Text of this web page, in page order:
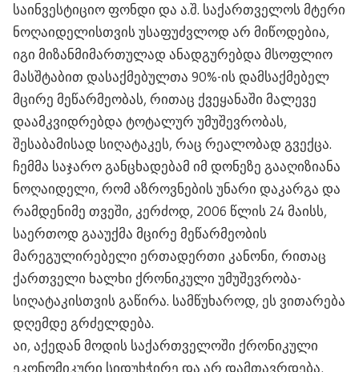
საინვესტიციო ფონდი და ა.შ. საქართველოს მტერი
ნოღაიდელისთვის უსაფუძვლოდ არ მიწოდებია,
იგი მიზანმიმართულად ანადგურებდა მსოფლიო
მასშტაბით დასაქმებულთა 90%-ის დამსაქმებელ
მცირე მეწარმეობას, რითაც ქვეყანაში მალევე
დაამკვიდრებდა ტოტალურ უმუშევრობას,
შესაბამისად სიღატაკეს, რაც რეალობად გვექცა.
ჩემმა საჯარო განცხადებამ იმ დონეზე გააღიზიანა
ნოღაიდელი, რომ აზროვნების უნარი დაკარგა და
რამდენიმე თვეში, კერძოდ, 2006 წლის 24 მაისს,
საერთოდ გააუქმა მცირე მეწარმეობის
მარეგულირებელი ერთადერთი კანონი, რითაც
ქართველი ხალხი ქრონიკული უმუშევრობა-
სიღატაკისთვის გაწირა. სამწუხაროდ, ეს ვითარება
დღემდე გრძელდება.
აი, აქედან მოდის საქართველოში ქრონიკული
ეკონომიკური სიდუხჭირე და არ დამთავრდება,